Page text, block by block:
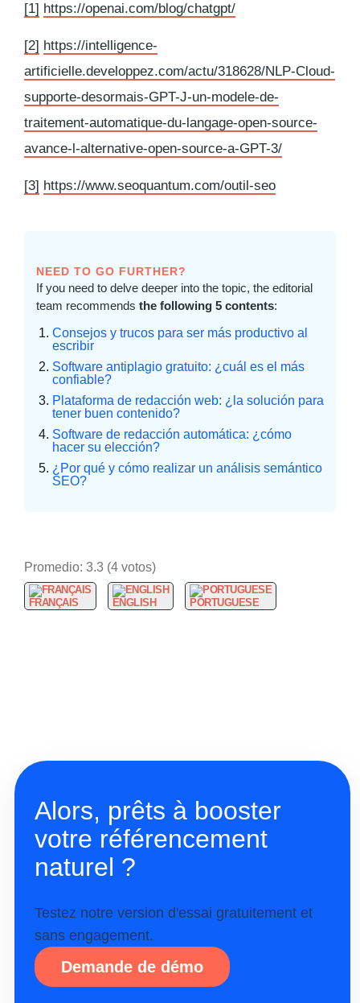
[1] https://openai.com/blog/chatgpt/
[2] https://intelligence-
artificielle.developpez.com/actu/318628/NLP-Cloud-
supporte-desormais-GPT-J-un-modele-de-
traitement-automatique-du-langage-open-source-
avance-l-alternative-open-source-a-GPT-3/
[3] https://www.seoquantum.com/outil-seo
NEED TO GO FURTHER?
If you need to delve deeper into the topic, the editorial
team recommends the following 5 contents:
Consejos y trucos para ser más productivo al
escribir
Software antiplagio gratuito: ¿cuál es el más
confiable?
Plataforma de redacción web: ¿la solución para
tener buen contenido?
Software de redacción automática: ¿cómo
hacer su elección?
¿Por qué y cómo realizar un análisis semántico
SEO?
Promedio: 3.3 (4 votos)
FRANÇAIS ENGLISH PORTUGUESE
Alors, prêts à booster
votre référencement
naturel ?
Testez notre version d'essai gratuitement et
sans engagement.
Demande de démo